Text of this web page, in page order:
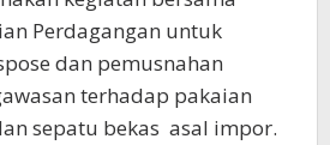
Perdagangan untuk
dan pemusnahan
terhadap pakaian
sepatu bekas asal impor.